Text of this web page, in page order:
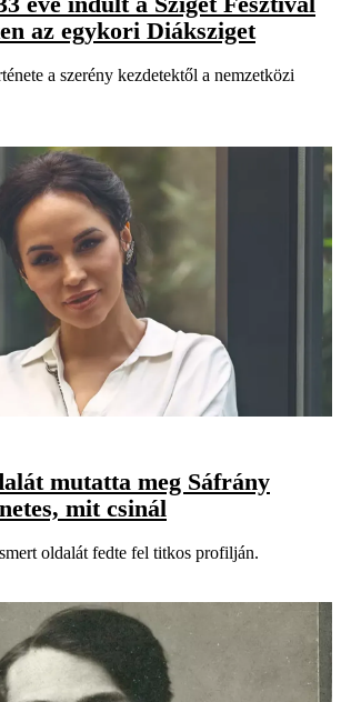
az egykori Diáksziget
a szerény kezdetektől a nemzetközi
mutatta meg Sáfrány
mit csinál
oldalát fedte fel titkos profilján.